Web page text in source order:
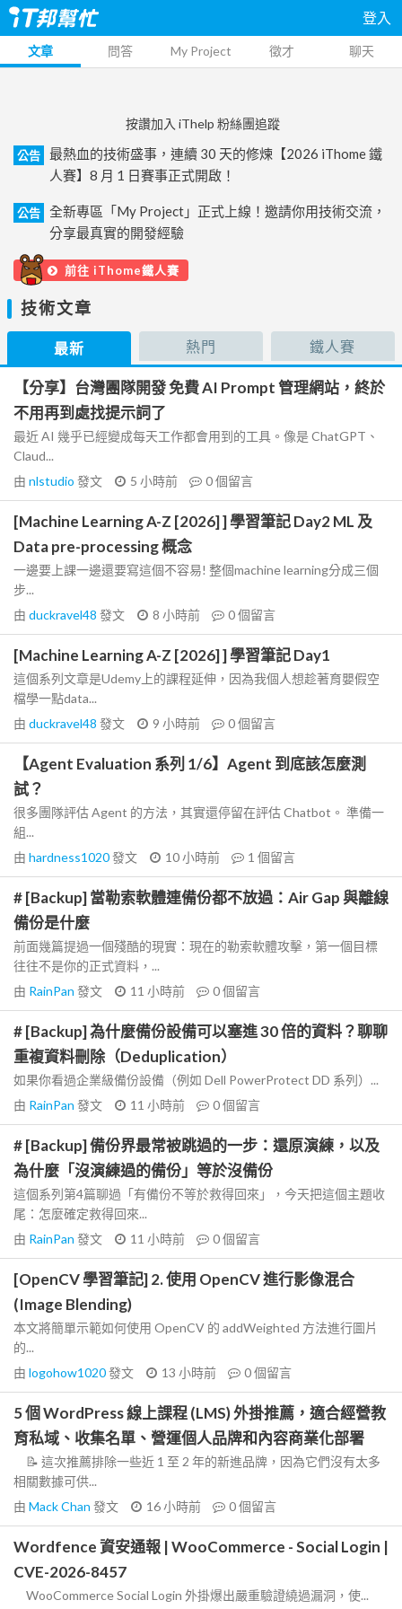
登入
文章 問答 My Project 徵才 聊天
按讚加入 iThelp 粉絲團追蹤
公告
最熱血的技術盛事，連續 30 天的修煉【2026 iThome 鐵
人賽】8 月 1 日賽事正式開啟！
公告
全新專區「My Project」正式上線！邀請你用技術交流，
分享最真實的開發經驗
前往 iThome鐵人賽
技術文章
最新 熱門 鐵人賽
【分享】台灣團隊開發 免費 AI Prompt 管理網站，終於
不用再到處找提示詞了
最近 AI 幾乎已經變成每天工作都會用到的工具。像是 ChatGPT、
Claud...
由 nlstudio 發文 5 小時前 0個留言
[Machine Learning A-Z [2026] ] 學習筆記 Day2 ML 及
Data pre-processing 概念
一邊要上課一邊還要寫這個不容易! 整個machine learning分成三個
步...
由 duckravel48 發文 8 小時前 0個留言
[Machine Learning A-Z [2026] ] 學習筆記 Day1
這個系列文章是Udemy上的課程延伸，因為我個人想趁著育嬰假空
檔學一點data...
由 duckravel48 發文 9 小時前 0個留言
【Agent Evaluation 系列 1/6】Agent 到底該怎麼測
試？
很多團隊評估 Agent 的方法，其實還停留在評估 Chatbot。 準備一
組...
由 hardness1020發文 10 小時前 1 個留言
# [Backup] 當勒索軟體連備份都不放過：Air Gap 與離線
備份是什麼
前面幾篇提過一個殘酷的現實：現在的勒索軟體攻擊，第一個目標
往往不是你的正式資料，...
由 RainPan 發文 11 小時前 0個留言
# [Backup] 為什麼備份設備可以塞進 30 倍的資料？聊聊
重複資料刪除（Deduplication）
如果你看過企業級備份設備（例如 Dell PowerProtect DD 系列）...
由 RainPan 發文 11 小時前 0個留言
# [Backup] 備份界最常被跳過的一步：還原演練，以及
為什麼「沒演練過的備份」等於沒備份
這個系列第4篇聊過「有備份不等於救得回來」，今天把這個主題收
尾：怎麼確定救得回來...
由 RainPan 發文 11 小時前 0個留言
[OpenCV 學習筆記] 2. 使用 OpenCV 進行影像混合
(Image Blending)
本文將簡單示範如何使用 OpenCV 的 addWeighted 方法進行圖片
的...
由 logohow1020發文 13 小時前 0個留言
5 個 WordPress 線上課程 (LMS) 外掛推薦，適合經營教
育私域、收集名單、營運個人品牌和內容商業化部署
📝 這次推薦排除一些近 1 至 2 年的新進品牌，因為它們沒有太多
相關數據可供...
由 Mack Chan 發文 16 小時前 0個留言
Wordfence 資安通報 | WooCommerce - Social Login |
CVE-2026-8457
WooCommerce Social Login 外掛爆出嚴重驗證繞過漏洞，使...